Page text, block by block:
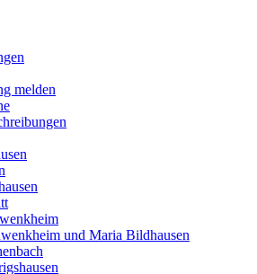
melden
und Maria Bildhausen